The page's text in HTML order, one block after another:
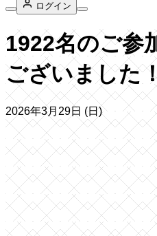
ログイン
1922名のご参
ございました
2026年3月29日 (日)